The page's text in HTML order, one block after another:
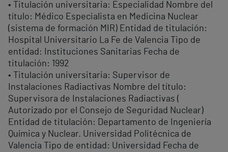
• Titulación universitaria: Especialidad Nombre del
título: Médico Especialista en Medicina Nuclear
(sistema de formación MIR) Entidad de titulación:
Hospital Universitario La Fe de Valencia Tipo de
entidad: Instituciones Sanitarias Fecha de
titulación: 1992
• Titulación universitaria: Supervisor de
Instalaciones Radiactivas Nombre del título:
Supervisora de Instalaciones Radiactivas (
Autorizado por el Consejo de Seguridad Nuclear)
Entidad de titulación: Departamento de Ingeniería
Química y Nuclear. Universidad Politécnica de
Valencia Tipo de entidad: Universidad Fecha de